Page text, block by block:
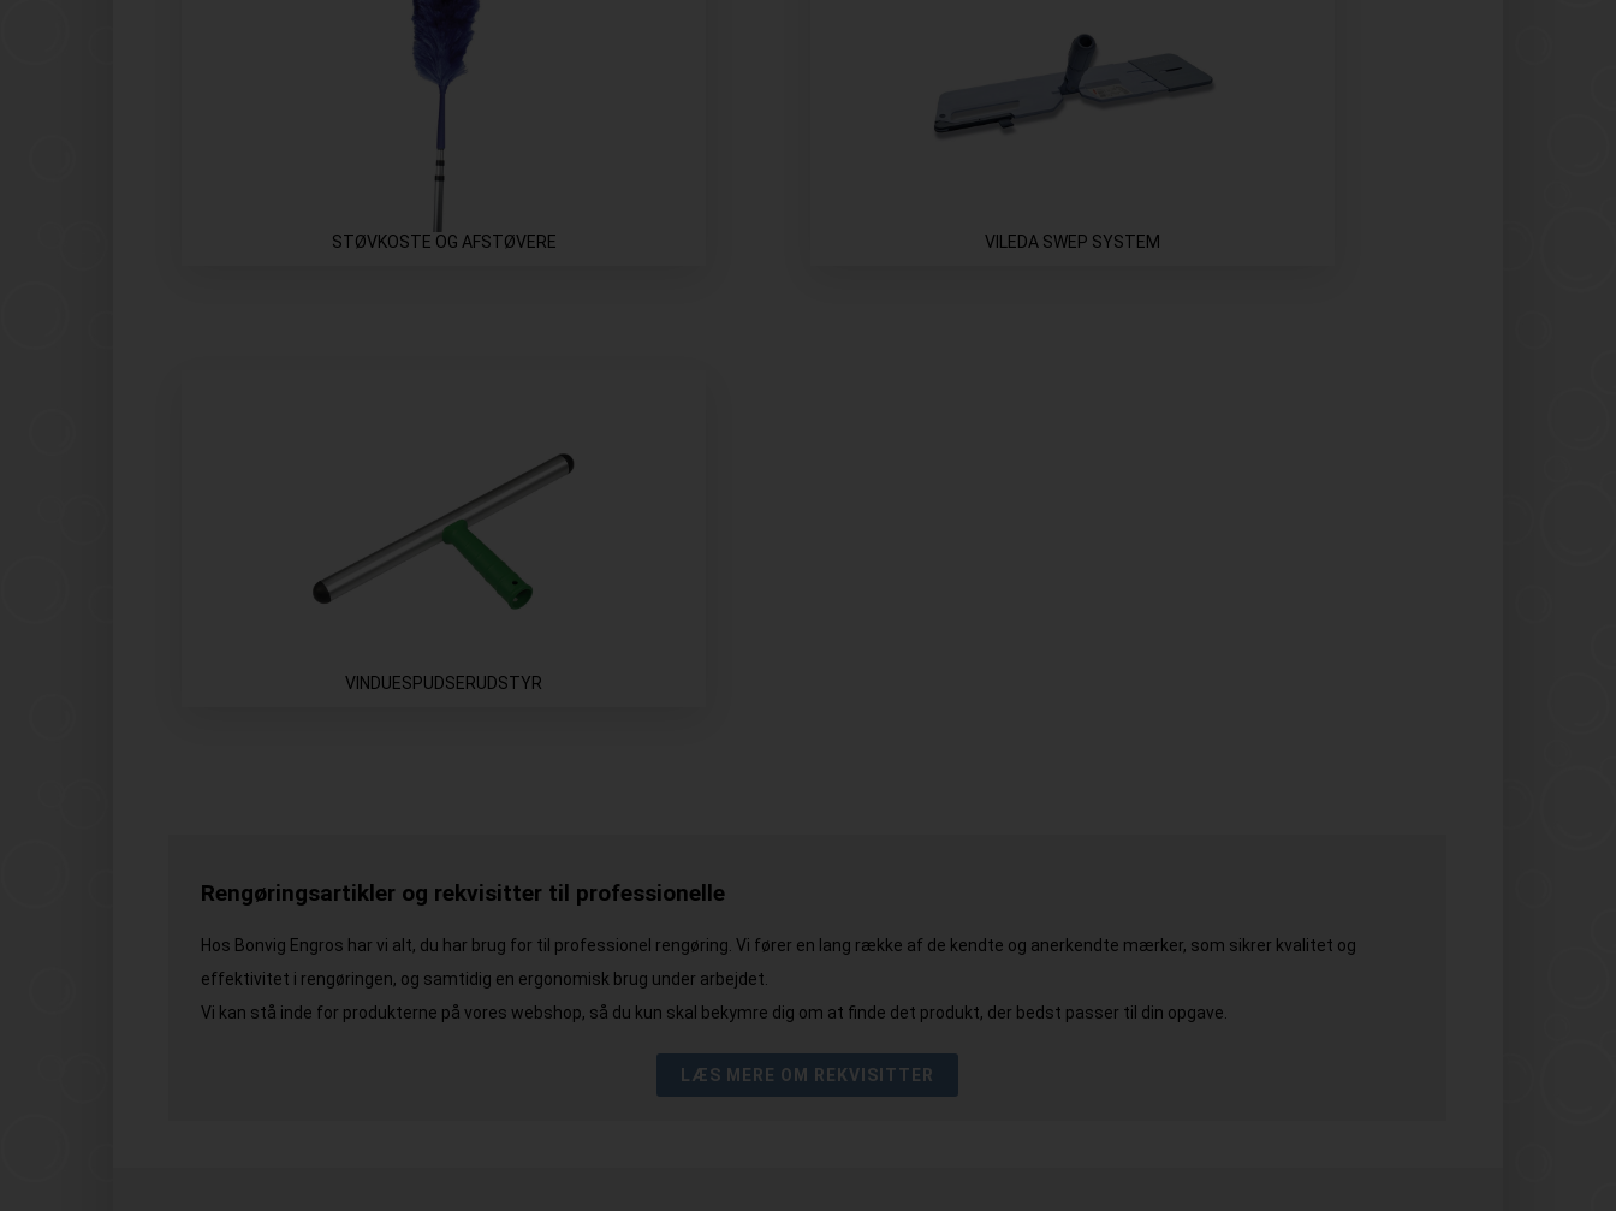
STØVKOSTE OG AFSTØVERE VILEDA SWEP SYSTEM
VINDUESPUDSERUDSTYR
Rengøringsartikler og rekvisitter til professionelle
Hos Bonvig Engros har vi alt, du har brug for til professionel rengøring. Vi fører en lang række af de kendte og anerkendte mærker, som sikrer kvalitet og
effektivitet i rengøringen, og samtidig en ergonomisk brug under arbejdet.
Vi kan stå inde for produkterne på vores webshop, så du kun skal bekymre dig om at finde det produkt, der bedst passer til din opgave.
LÆS MERE OM REKVISITTER